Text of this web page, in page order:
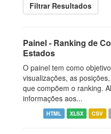
Filtrar Resultados
Painel - Ranking de
Estados
O painel tem como
visualizações, as
que compõem o ranking.
informações aos...
HTML XLSX CSV